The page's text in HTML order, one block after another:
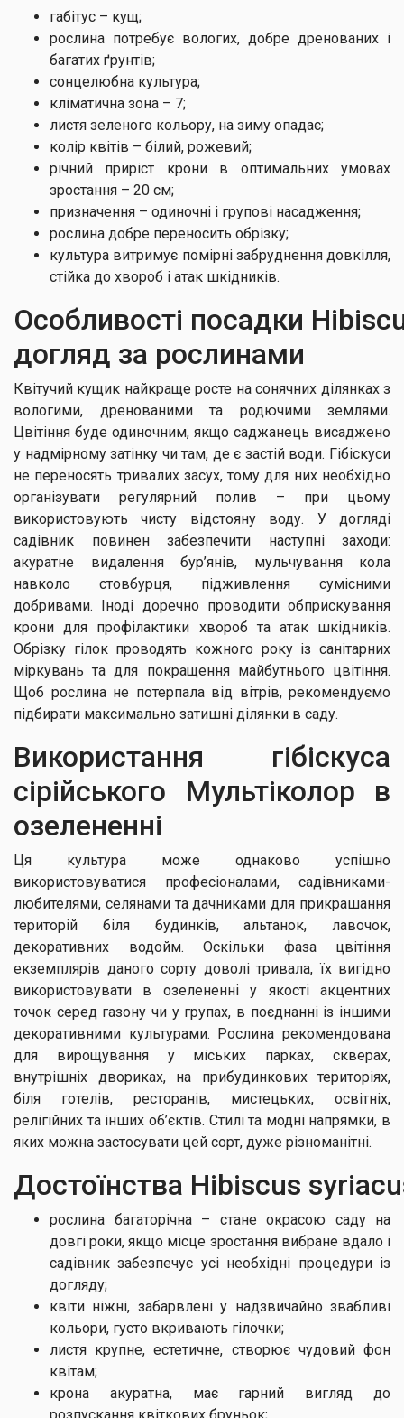
габітус – кущ;
рослина потребує вологих, добре дренованих і
багатих ґрунтів;
сонцелюбна культура;
кліматична зона – 7;
листя зеленого кольору, на зиму опадає;
колір квітів – білий, рожевий;
річний приріст крони в оптимальних умовах
зростання – 20 см;
призначення – одиночні і групові насадження;
рослина добре переносить обрізку;
культура витримує помірні забруднення довкілля,
стійка до хвороб і атак шкідників.
Особливості посадки
догляд за рослинами
Квітучий кущик найкраще росте на сонячних ділянках з
вологими, дренованими та родючими землями.
Цвітіння буде одиночним, якщо саджанець висаджено
у надмірному затінку чи там, де є застій води. Гібіскуси
не переносять тривалих засух, тому для них необхідно
організувати регулярний полив – при цьому
використовують чисту відстояну воду. У догляді
садівник повинен забезпечити наступні заходи:
акуратне видалення бур’янів, мульчування кола
навколо стовбурця, підживлення сумісними
добривами. Іноді доречно проводити обприскування
крони для профілактики хвороб та атак шкідників.
Обрізку гілок проводять кожного року із санітарних
міркувань та для покращення майбутнього цвітіння.
Щоб рослина не потерпала від вітрів, рекомендуємо
підбирати максимально затишні ділянки в саду.
Використання гібіскуса
сірійського Мультіколор в
озелененні
Ця культура може однаково успішно
використовуватися професіоналами, садівниками-
любителями, селянами та дачниками для прикрашання
територій біля будинків, альтанок, лавочок,
декоративних водойм. Оскільки фаза цвітіння
екземплярів даного сорту доволі тривала, їх вигідно
використовувати в озелененні у якості акцентних
точок серед газону чи у групах, в поєднанні із іншими
декоративними культурами. Рослина рекомендована
для вирощування у міських парках, скверах,
внутрішніх двориках, на прибудинкових територіях,
біля готелів, ресторанів, мистецьких, освітніх,
релігійних та інших об’єктів. Стилі та модні напрямки, в
яких можна застосувати цей сорт, дуже різноманітні.
Достоїнства Hibiscus
рослина багаторічна – стане окрасою саду на
довгі роки, якщо місце зростання вибране вдало і
садівник забезпечує усі необхідні процедури із
догляду;
квіти ніжні, забарвлені у надзвичайно звабливі
кольори, густо вкривають гілочки;
листя крупне, естетичне, створює чудовий фон
квітам;
крона акуратна, має гарний вигляд до